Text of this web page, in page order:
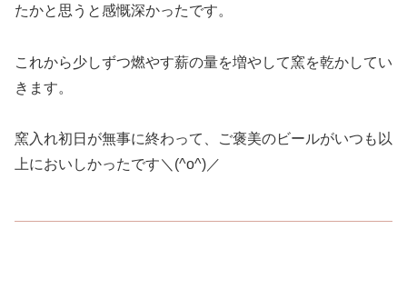
たかと思うと感慨深かったです。
これから少しずつ燃やす薪の量を増やして窯を乾かしてい
きます。
窯入れ初日が無事に終わって、ご褒美のビールがいつも以
上においしかったです＼(^o^)／